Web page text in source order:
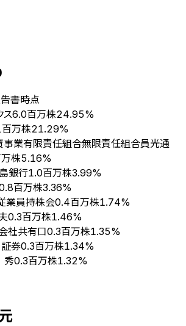
書時点
ス6.0百万株24.95%
万株21.29%
事業有限責任組合無限責任組合員光通
株5.16%
銀行1.0百万株3.99%
百万株3.36%
業員持株会0.4百万株1.74%
0.3百万株1.46%
社共有口0.3百万株1.35%
券0.3百万株1.34%
0.3百万株1.32%